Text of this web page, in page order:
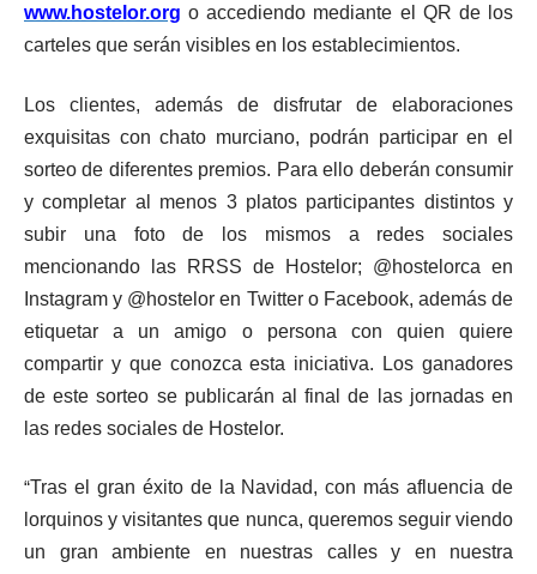
www.hostelor.org o accediendo mediante el QR de los
carteles que serán visibles en los establecimientos.
Los clientes, además de disfrutar de elaboraciones
exquisitas con chato murciano, podrán participar en el
sorteo de diferentes premios. Para ello deberán consumir
y completar al menos 3 platos participantes distintos y
subir una foto de los mismos a redes sociales
mencionando las RRSS de Hostelor; @hostelorca en
Instagram y @hostelor en Twitter o Facebook, además de
etiquetar a un amigo o persona con quien quiere
compartir y que conozca esta iniciativa. Los ganadores
de este sorteo se publicarán al final de las jornadas en
las redes sociales de Hostelor.
“Tras el gran éxito de la Navidad, con más afluencia de
lorquinos y visitantes que nunca, queremos seguir viendo
un gran ambiente en nuestras calles y en nuestra